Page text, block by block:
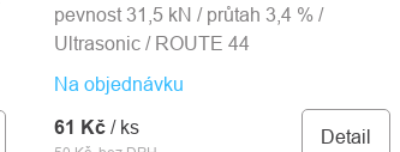
Na objednávku
61 Kč / ks Detail
pevnost 31,5 kN / průtah 3,4 % /
Ultrasonic / ROUTE 44